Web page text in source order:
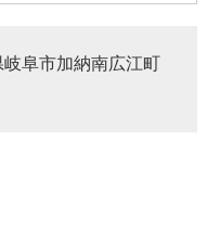
岐阜市加納南広江町